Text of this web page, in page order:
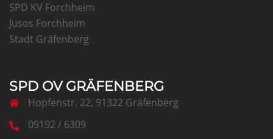
SPD KV Forchheim
Jusos Forchheim
Stadt Gräfenberg
SPD OV GRÄFENBERG
Hopfenstr. 22, 91322 Gräfenberg
09192 / 6309